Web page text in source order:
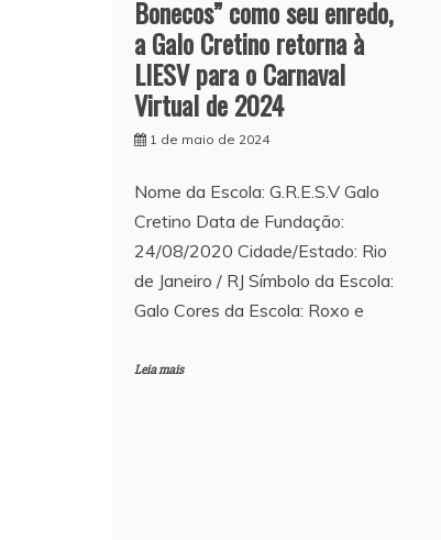
Bonecos” como seu enredo,
a Galo Cretino retorna à
LIESV para o Carnaval
Virtual de 2024
1 de maio de 2024
Nome da Escola: G.R.E.S.V Galo
Cretino Data de Fundação:
24/08/2020 Cidade/Estado: Rio
de Janeiro / RJ Símbolo da Escola:
Galo Cores da Escola: Roxo e
Leia mais